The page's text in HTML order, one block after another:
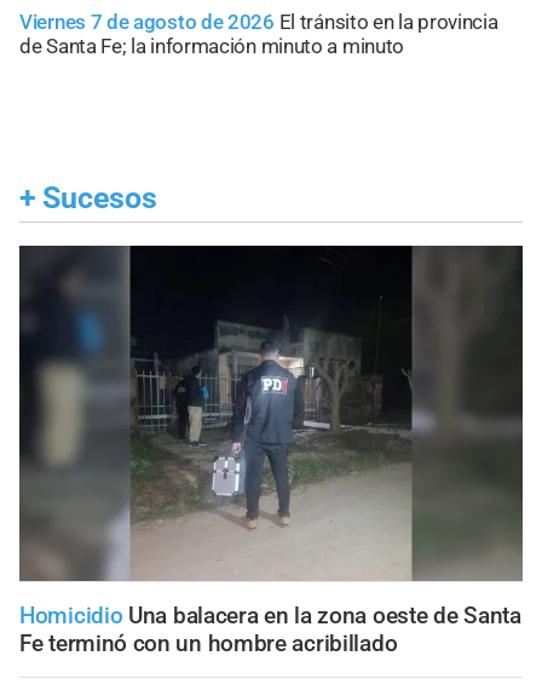
Viernes 7 de agosto de 2026 El tránsito en la provincia
de Santa Fe; la información minuto a minuto
+ Sucesos
Homicidio Una balacera en la zona oeste de Santa
Fe terminó con un hombre acribillado